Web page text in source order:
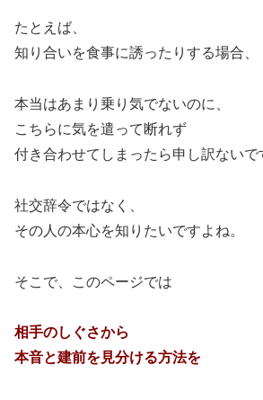
たとえば、
知り合いを食事に誘ったりする場合、
本当はあまり乗り気でないのに、
こちらに気を遣って断れず
付き合わせてしまったら申し訳ないで
社交辞令ではなく、
その人の本心を知りたいですよね。
そこで、このページでは
相手のしぐさから
本音と建前を見分ける方法を